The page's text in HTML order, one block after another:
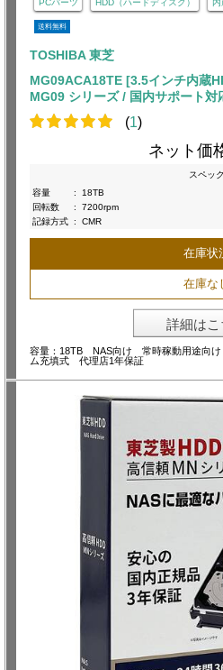
PCパーツ HDD（ハードディスク） 内
送料無料
TOSHIBA 東芝
MG09ACA18TE [3.5インチ内蔵
MG09 シリーズ / 国内サポート対
(1)
ネット価
スペック
容量
:
18TB
回転数
:
7200rpm
記録方式 : CMR
在庫状
在庫な
詳細はこ
容量：18TB NAS向け 常時稼動用途向
ム充填式 代理店1年保証